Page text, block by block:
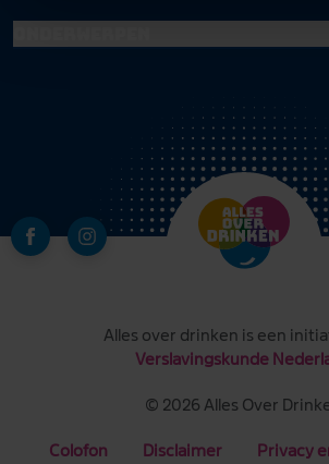
© 2026 Alles Over
Alles over drinken is een
Verslavingskunde
Colofon Disclaimer Privacy